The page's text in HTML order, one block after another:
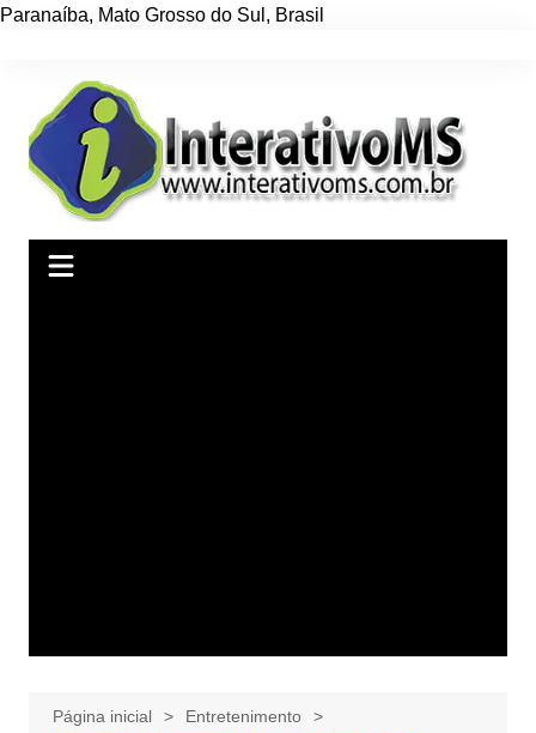
Paranaíba, Mato Grosso do Sul , Brasil
conteúdo
Página inicial
Entretenimento